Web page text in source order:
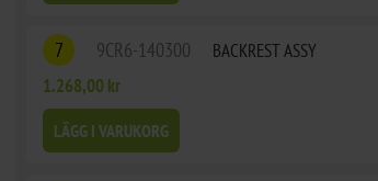
7 9CR6-140300
BACKREST ASSY
1.268,00 kr
LÄGG I VARUKORG